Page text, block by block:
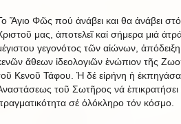
Ἅγιο Φῶς πού ἀνάβει και θα ἀνάβει
μας, ἀποτελεῖ καί σήμερα μιά
γεγονότος τῶν αἰώνων,
ἄθεων ἰδεολογιῶν ἐνώπιον τῆς
Κενοῦ Τάφου. Ἡ δέ εἰρήνη ἡ
τοῦ Σωτῆρος νά ἐπικρατήσει
σέ ὁλόκληρο τόν κόσμο.